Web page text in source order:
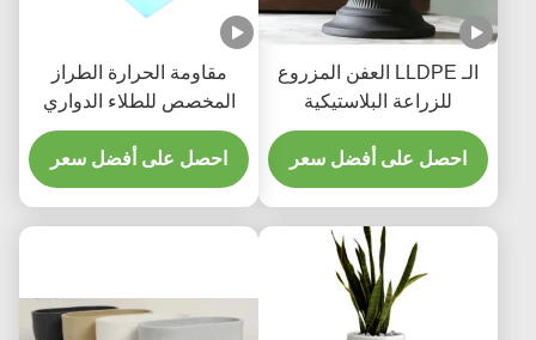
الـ LLDPE العفن المزروع
للزراعة البلاستيكية
احصل على أفضل سعر
مقاومة الحرارة الطراز
المخصص للطلاء الدواري
LED أوعية الزهور
احصل على أفضل سعر